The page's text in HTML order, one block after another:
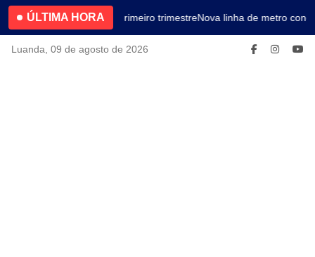
ÚLTIMA HORA4.2% no primeiro trimestreNova linha de metro
Luanda, 09 de agosto de 2026